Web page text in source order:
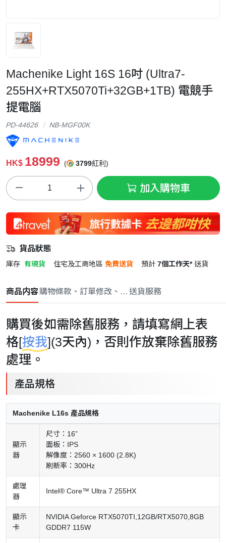
Machenike Light 16S 16吋 (Ultra7-
255HX+RTX5070Ti+32GB+1TB) 電競手
提電腦
PD-44626 NB-MGF00K
HK$ 18999 ( 3799紅利)
加入購物車
貨品狀態
庫存 有現貨 住宅及工商地區 免費送貨 預計 7個工作天* 送貨
商品内容購物條款、訂單修改、取消與退款政策
送貨服務
購買後如需除舊服務，請填寫網上表
格[按我](3天內)，否則作放棄除舊服務
處理。
產品規格
Machenike L16s 產品規格
顯示
器
尺寸：16”
面板：IPS
解像度：2560 × 1600 (2.8K)
刷新率：300Hz
處理
器
Intel® Core™ Ultra 7 255HX
顯示
卡
NVIDIA Geforce RTX5070TI,12GB/RTX5070,8GB
GDDR7 115W